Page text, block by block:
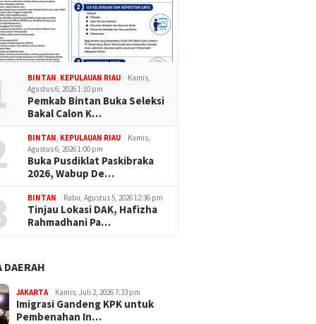
BINTAN KEPULAUAN RIAU
Kamis,
Agustus 6, 2026 1:10 pm
Pemkab Bintan Buka Seleksi
Bakal Calon K…
BINTAN KEPULAUAN RIAU
Kamis,
Agustus 6, 2026 1:00 pm
Buka Pusdiklat Paskibraka
2026, Wabup De…
BINTAN Rabu, Agustus 5, 2026 12:36 pm
Tinjau Lokasi DAK, Hafizha
Rahmadhani Pa…
DAERAH
JAKARTA Kamis, Juli 2, 2026 7:33 pm
Imigrasi Gandeng KPK untuk
Pembenahan In…